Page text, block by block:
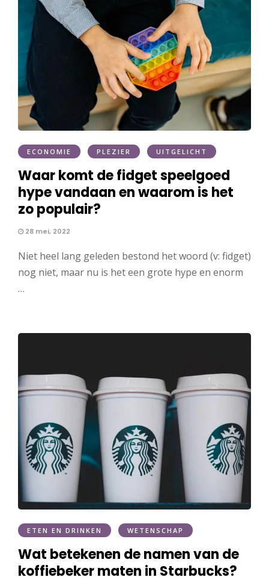
ECONOMIE PLEZIER UITGELICHT
Waar komt de fidget speelgoed
hype vandaan en waarom is het
zo populair?
28 mei, 2022
Niet heel lang geleden bestond het woord (v: fidget)
nog niet, maar nu is het een grote hype en enorm
…
ETEN EN DRINKEN WETENSCHAP
Wat betekenen de namen van de
koffiebeker maten in Starbucks?